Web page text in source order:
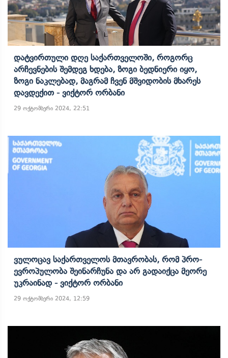
Დატვირთული Დღე Საქართველოში, Როგორც
Არჩევნების Შემდეგ Ხდება, Ზოგი Ბედნიერი Იყო,
Ზოგი Ნაკლებად, Მაგრამ Ჩვენ Მშვიდობის Მხარეს
Დავდექით - Ვიქტორ Ორბანი
29 ოქტომბერი 2024, 22:51
Ვულოცავ Საქართველოს Მთავრობას, Რომ Პრო-
Ევროპულობა Შეინარჩუნა Და Არ Გადაიქცა Მეორე
Უკრაინად - Ვიქტორ Ორბანი
29 ოქტომბერი 2024, 12:59